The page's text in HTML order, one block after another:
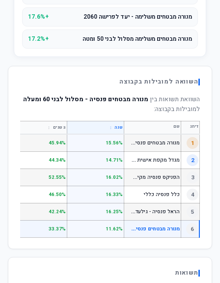
מנורה מבטחים משלימה - יעד לפרישה 2060 +17.6%
מנורה מבטחים משלימה מסלול לבני 50 ומטה +17.2%
השוואה למובילות בקבוצה
השוואת תשואות בין מנורה מבטחים פנסיה - מסלול לבני 60 ומעלה
למובילות בקבוצה:
דירוג שם שנה ↕ 3 שנים ↕
1 מ
נורה מבטחים פנסיה - כללי 15.56%
45.94%
2 מ
גדל מקפת אישית כללי 14.71%
44.34%
3 ה
פניקס פנסיה מקיפה - מסלול לבני 50 ומטה 16.02%
52.55%
4 כלל פנסיה כללי 16.33%
46.50%
5 ה
ראל פנסיה - גילעד כללי 16.25%
42.24%
6 מ
נורה מבטחים פנסיה - מסלול לבני 60 ומעלה 11.62%
33.37%
תשואות